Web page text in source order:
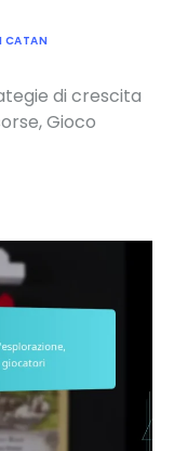
CATAN
di crescita
Gioco